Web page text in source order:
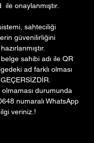
ile onaylanmıştır.
sahteciliği
güvenilirliğini
sahibi adı ile QR
ad farklı olması
durumunda
numaralı WhatsApp
veriniz.!